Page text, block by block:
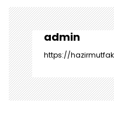
ı
g
e
z
i
n
m
admin
https://